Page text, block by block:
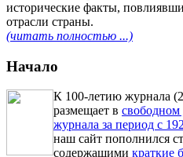
исторические факты,
отрасли страны.
(читать полностью ...)
Начало
К 100-летию журнала
размещает в свободном
журнала за период с
наш сайт пополнился
содержащими краткие